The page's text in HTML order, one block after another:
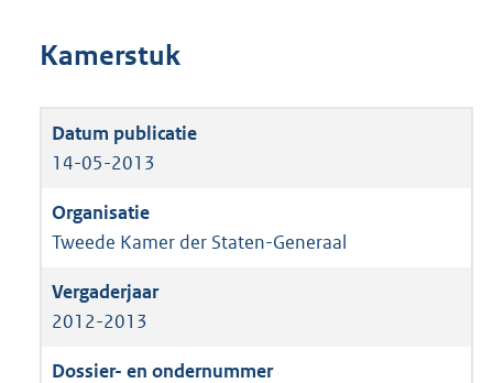
Kamerstuk
14-05-2013
Tweede Kamer der Staten-Generaal
2012-2013